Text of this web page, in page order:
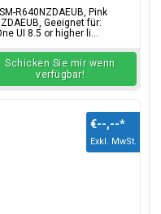
R640NZDAEUB, Pink
Geeignet für:
UI 8.5 or higher li...
Schicken Sie mir wenn
verfügbar!
€--,--*
Exkl. MwSt.